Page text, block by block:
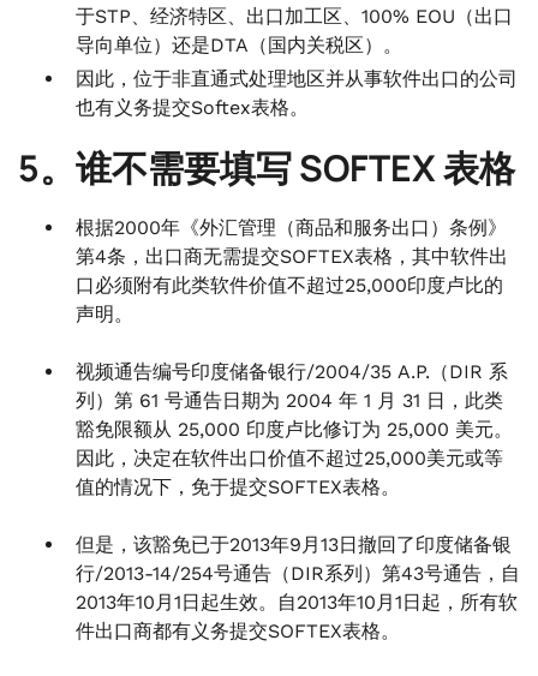
于STP、经济特区、出口加工区、100% EOU（出口
导向单位）还是DTA（国内关税区）。
因此，位于非直通式处理地区并从事软件出口的公司
也有义务提交Softex表格。
5。谁不需要填写 SOFTEX 表格
根据2000年《外汇管理（商品和服务出口）条例》
第4条，出口商无需提交SOFTEX表格，其中软件出
口必须附有此类软件价值不超过25,000印度卢比的
声明。
视频通告编号印度储备银行/2004/35 A.P.（DIR 系
列）第 61 号通告日期为 2004 年 1 月 31 日，此类
豁免限额从 25,000 印度卢比修订为 25,000 美元。
因此，决定在软件出口价值不超过25,000美元或等
值的情况下，免于提交SOFTEX表格。
但是，该豁免已于2013年9月13日撤回了印度储备银
行/2013-14/254号通告（DIR系列）第43号通告，自
2013年10月1日起生效。自2013年10月1日起，所有软
件出口商都有义务提交SOFTEX表格。